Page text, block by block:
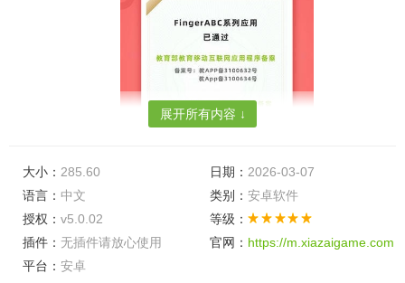
Fingerabc官方亮点
正品保障
展开所有内容 ↓
大小： 285.60 日期： 2026-03-07
语言： 中文 类别： 安卓软件
授权： v5.0.02
等级：
插件： 无插件请放心使用 官网： https://m.xiazaigame.com
平台： 安卓